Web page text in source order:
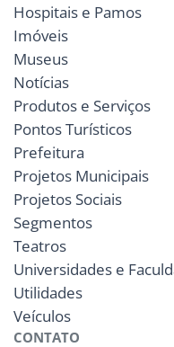
Hospitais e Pamos
Imóveis
Museus
Notícias
Produtos e Serviços
Pontos Turísticos
Prefeitura
Projetos Municipais
Projetos Sociais
Segmentos
Teatros
Universidades e
Utilidades
Veículos
CONTATO